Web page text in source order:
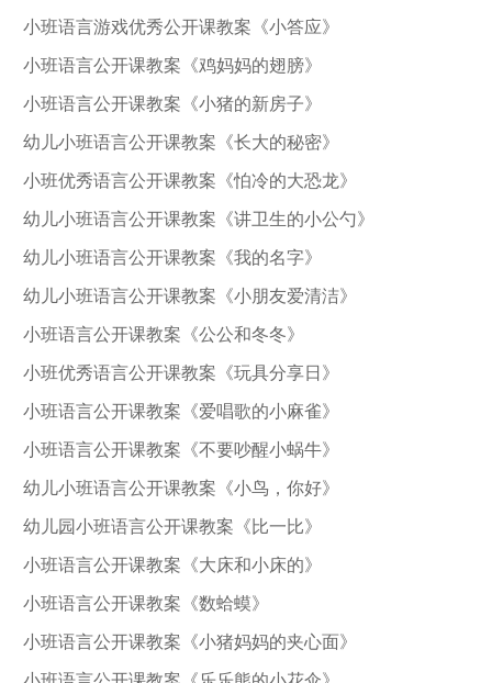
小班语言游戏优秀公开课教案《小答应》
小班语言公开课教案《鸡妈妈的翅膀》
小班语言公开课教案《小猪的新房子》
幼儿小班语言公开课教案《长大的秘密》
小班优秀语言公开课教案《怕冷的大恐龙》
幼儿小班语言公开课教案《讲卫生的小公勺》
幼儿小班语言公开课教案《我的名字》
幼儿小班语言公开课教案《小朋友爱清洁》
小班语言公开课教案《公公和冬冬》
小班优秀语言公开课教案《玩具分享日》
小班语言公开课教案《爱唱歌的小麻雀》
小班语言公开课教案《不要吵醒小蜗牛》
幼儿小班语言公开课教案《小鸟，你好》
幼儿园小班语言公开课教案《比一比》
小班语言公开课教案《大床和小床的》
小班语言公开课教案《数蛤蟆》
小班语言公开课教案《小猪妈妈的夹心面》